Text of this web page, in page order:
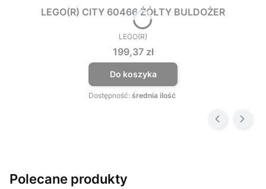
LEGO(R) CITY 60466 ŻÓŁTY BULDOŻER
PRODUCENT
LEGO(R)
Cena
199,37 zł
Do koszyka
Dostępność: średnia ilość
Polecane produkty